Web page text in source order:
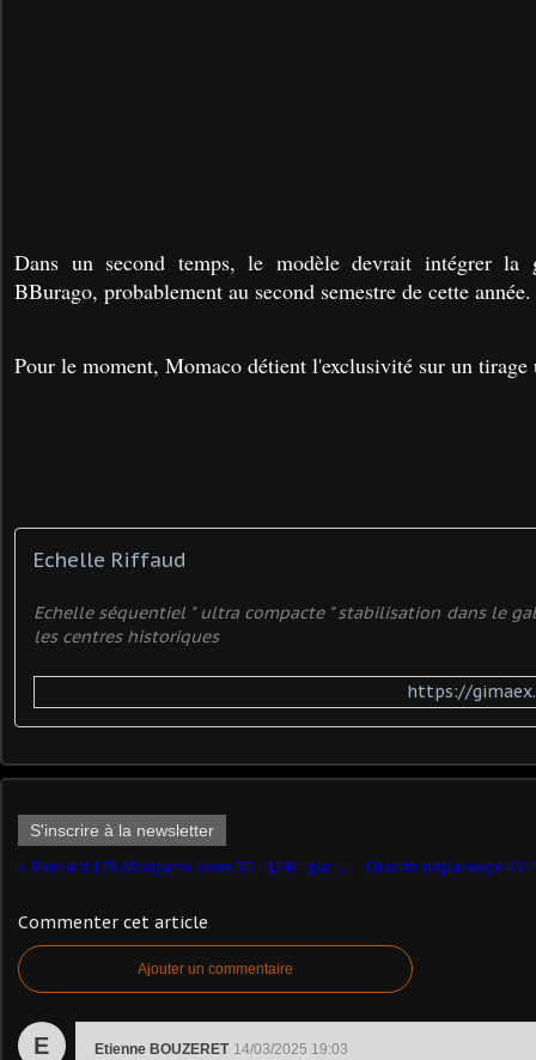
Dans un second temps, le modèle devrait intégrer la
BBurago, probablement au second semestre de cette année.
Pour le moment, Momaco détient l'exclusivité sur un tirage
Echelle Riffaud
Echelle séquentiel " ultra compacte " stabilisation dans le
les centres historiques
https://
S'inscrire à la newsletter
Panhard 179 (Wargame zone 3D - 1/48 - par Bob et ChL)
Commenter cet article
Ajouter un commentaire
E Etienne BOUZERET 14/03/2025 19:03